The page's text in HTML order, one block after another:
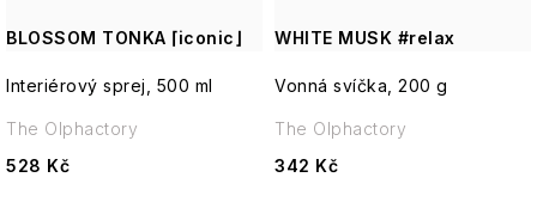
BLOSSOM TONKA ⌈iconic⌋
Interiérový sprej, 500 ml
528 Kč
The Olphactory
WHITE MUSK #relax
Vonná svíčka, 200 g
342 Kč
The Olphactory